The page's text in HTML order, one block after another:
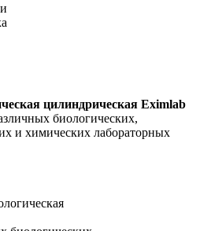
цилиндрическая Eximlab
биологических,
и химических лабораторных